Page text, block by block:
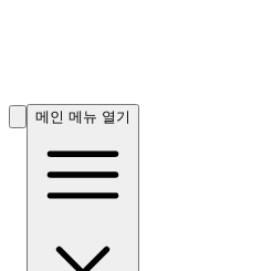
메인 메뉴 열기